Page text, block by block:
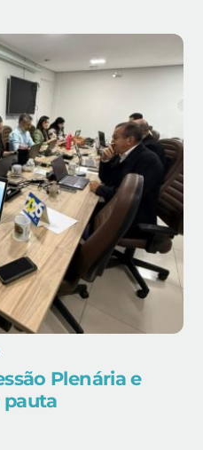
Plenária e
pauta